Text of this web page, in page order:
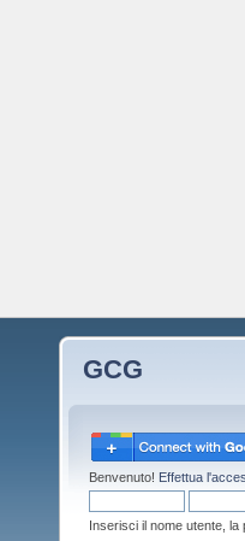
GCG
Benvenuto! Effettua
Inserisci il nome utente, la